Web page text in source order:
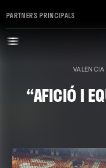
PARTNERS PRINCIPALS
“AFICIÓ I